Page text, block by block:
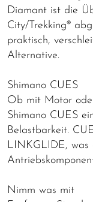
Diamant ist die
City/Trekking®
praktisch,
Alternative.
Shimano CUES
Ob mit Motor
Shimano CUES
Belastbarkeit.
LINKGLIDE, was
Nimm was mit